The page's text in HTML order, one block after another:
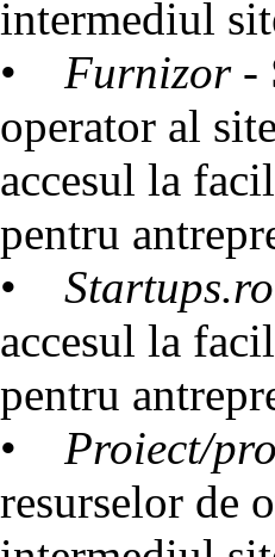
intermediul
• Furnizor-
operator al
accesul la
pentru
• Startups.ro
accesul la
pentru
• Proiect/
resurselor de